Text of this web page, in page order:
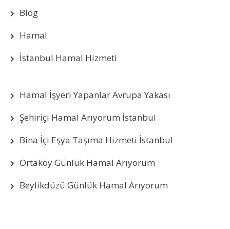
Blog
Hamal
İstanbul Hamal Hizmeti
Hamal İşyeri Yapanlar Avrupa Yakası
Şehiriçi Hamal Arıyorum İstanbul
Bina İçi Eşya Taşıma Hizmeti İstanbul
Ortaköy Günlük Hamal Arıyorum
Beylikdüzü Günlük Hamal Arıyorum